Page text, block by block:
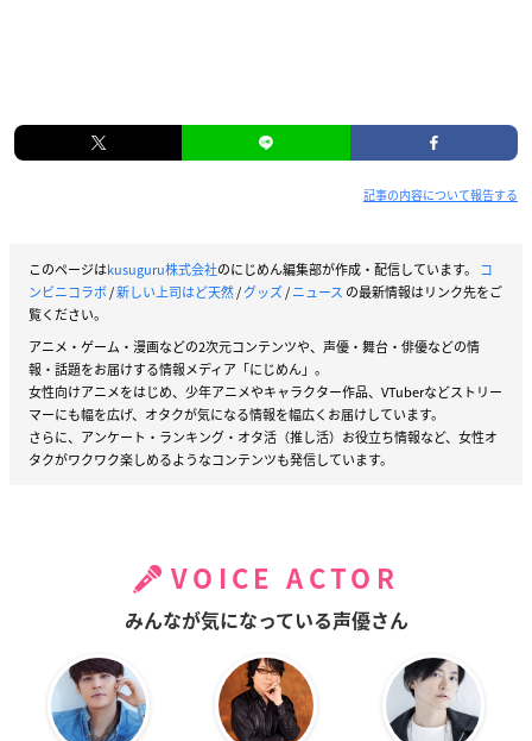
記事の内容について報告する
このページはkusuguru株式会社のにじめん編集部が作成・配信しています。 コ
ンビニコラボ/新しい上司はど天然/グッズ/ニュース の最新情報はリンク先をご
覧ください。
アニメ・ゲーム・漫画などの2次元コンテンツや、声優・舞台・俳優などの情
報・話題をお届けする情報メディア「にじめん」。
女性向けアニメをはじめ、少年アニメやキャラクター作品、VTuberなどストリー
マーにも幅を広げ、オタクが気になる情報を幅広くお届けしています。
さらに、アンケート・ランキング・オタ活（推し活）お役立ち情報など、女性オ
タクがワクワク楽しめるようなコンテンツも発信しています。
VOICE ACTOR
みんなが気になっている声優さん